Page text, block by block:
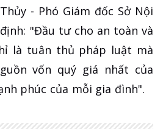
- Phó Giám đốc Sở Nội
"Đầu tư cho an toàn và
là tuân thủ pháp luật mà
vốn quý giá nhất của
phúc của mỗi gia đình".